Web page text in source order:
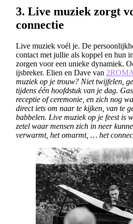
3. Live muziek zorgt
connectie
Live muziek voél je. De
contact met jullie als koppel en hun
zorgen voor een unieke dynamiek.
ijsbreker. Elien en Dave van
muziek op je trouw? Niet twijfelen,
tijdens één hoofdstuk van je dag.
receptie of ceremonie, en zich nog
direct iets om naar te kijken, van te
babbelen. Live muziek op je feest is
zetel waar mensen zich in neer
verwarmt, het omarmt, … het